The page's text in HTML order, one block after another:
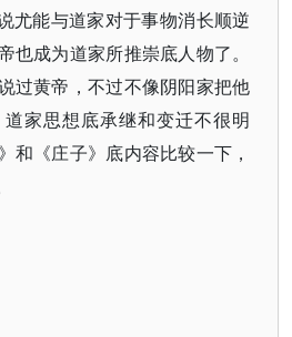
尤能与道家对于事物消长顺逆
也成为道家所推崇底人物了。
过黄帝，不过不像阴阳家把他
家思想底承继和变迁不很明
和《庄子》底内容比较一下，